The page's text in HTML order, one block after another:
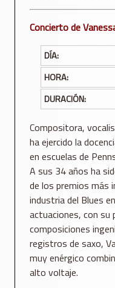
Concierto de
DÍA:
HORA:
DURACIÓN:
Compositora,
ha ejercido la
en escuelas de
A sus 34 años ha
de los premios
industria del Blues
actuaciones, con su
composiciones
registros de saxo,
muy enérgico
alto voltaje.